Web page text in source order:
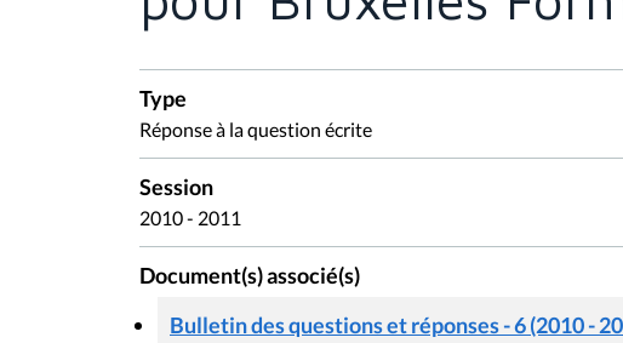
Type
Réponse à la question écrite
Session
2010 - 2011
Document(s) associé(s)
Bulletin des questions et réponses - 6 (2010 -